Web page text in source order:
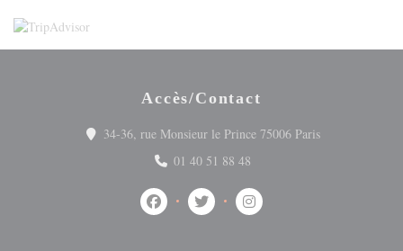
Accès/Contact
34-36, rue Monsieur le Prince 75006 Paris((ouvre une
01 40 51 88 48
Facebook ((ouvre une nouvelle fenêtre))
Twitter ((ouvre une nouvelle
Instagram ((ouvre une